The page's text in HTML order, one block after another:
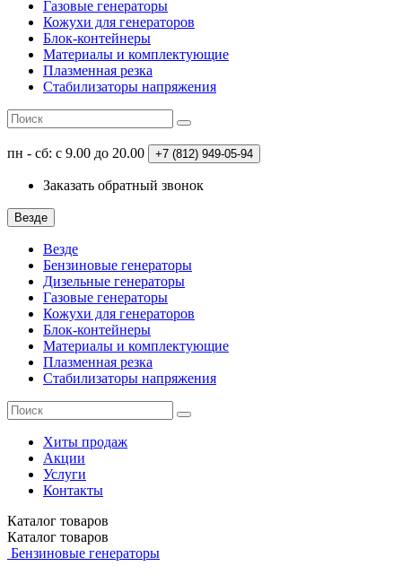
Газовые генераторы
Кожухи для генераторов
Блок-контейнеры
Материалы и комплектующие
Плазменная резка
Стабилизаторы напряжения
пн - сб: с 9.00 до 20.00 +7 (812) 949-05-94
Заказать обратный звонок
Везде
Везде
Бензиновые генераторы
Дизельные генераторы
Газовые генераторы
Кожухи для генераторов
Блок-контейнеры
Материалы и комплектующие
Плазменная резка
Стабилизаторы напряжения
Хиты продаж
Акции
Услуги
Контакты
Каталог товаров
Каталог товаров
Бензиновые генераторы